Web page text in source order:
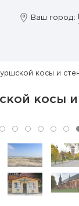
Ваш город:
косы и
косы